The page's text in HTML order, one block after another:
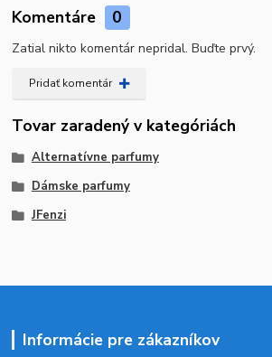
Komentáre 0
Zatial nikto komentár nepridal. Buďte prvý.
Pridať komentár
Tovar zaradený v kategóriách
Alternatívne parfumy
Dámske parfumy
JFenzi
Informácie pre zákazníkov